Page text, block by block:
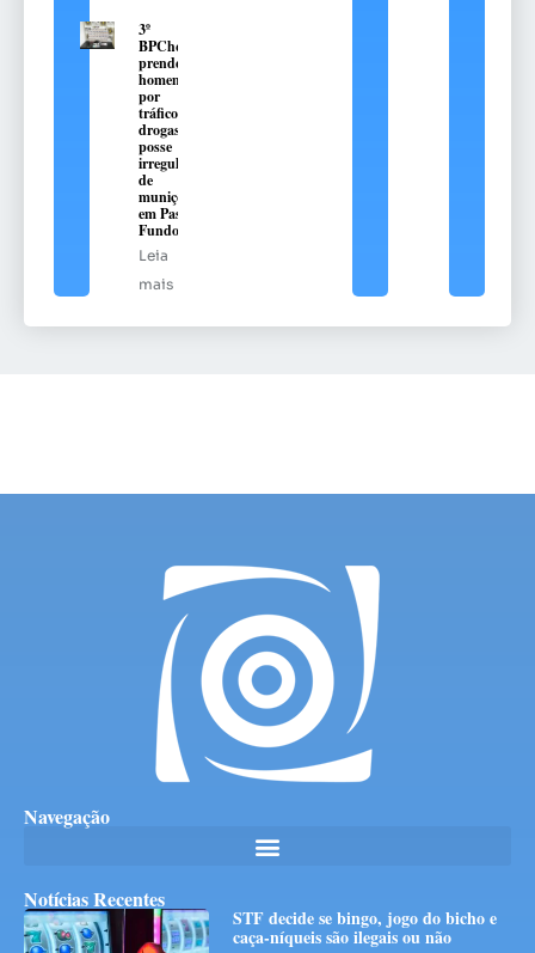
3º
BPChq
prende
homem
por
tráfico de
drogas e
posse
irregular
de
munições
em Passo
Fundo
Leia
mais
Navegação
Notícias Recentes
STF decide se bingo, jogo do bicho e
caça-níqueis são ilegais ou não